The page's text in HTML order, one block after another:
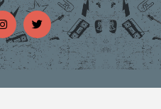
I
n
s
t
a
g
r
T
w
i
t
t
e